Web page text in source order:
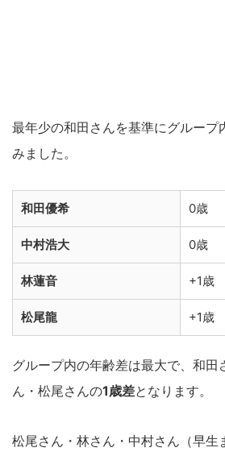
最年少の和田さんを基準にグループ
みました。
和田優希 0歳
中村浩大 0歳
林蓮音 +1歳
松尾龍 +1歳
グループ内の年齢差は最大で、和田
ん・松尾さんの1歳差となります。
松尾さん・林さん・中村さん（早生